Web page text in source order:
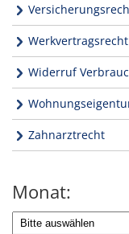
Werkvertragsrecht
Widerruf
Zahnarztrecht
Monat: